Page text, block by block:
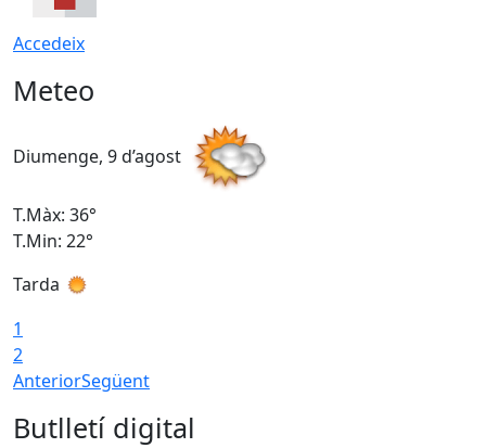
Accedeix
Meteo
Diumenge, 9 d’agost
T.Màx: 36°
T.Min: 22°
Tarda
1
2
AnteriorSegüent
Butlletí digital